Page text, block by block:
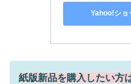
Yahoo!ショ
紙版新品を購入したい方